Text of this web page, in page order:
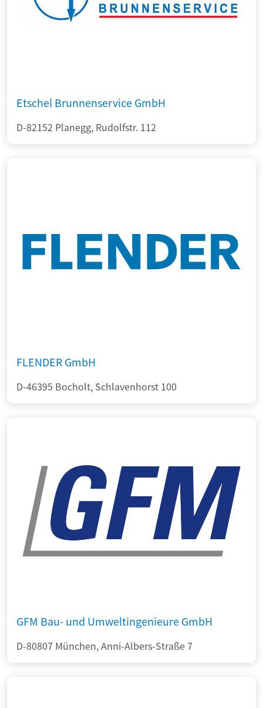
Etschel Brunnenservice GmbH
D-82152 Planegg, Rudolfstr. 112
FLENDER GmbH
D-46395 Bocholt, Schlavenhorst 100
GFM Bau- und Umweltingenieure GmbH
D-80807 München, Anni-Albers-Straße 7